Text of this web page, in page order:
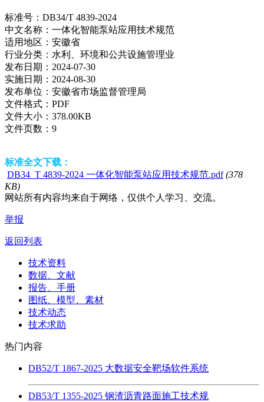
标准号： DB34/T 4839-2024
中文名称： 一体化智能泵站应用技术规范
适用地区： 安徽省
行业分类： 水利、环境和公共设施管理业
发布日期： 2024-07-30
实施日期： 2024-08-30
发布单位： 安徽省市场监督管理局
文件格式： PDF
文件大小： 378.00KB
文件页数： 9
标准全文下载：
DB34_T 4839-2024 一体化智能泵站应用技术规范.pdf (378
KB)
网站所有内容均来自于网络，仅供个人学习、交流。
举报
返回列表
技术资料
数据、文献
报告、手册
图纸、模型、素材
技术动态
技术求助
热门内容
DB52/T 1867-2025 大数据安全靶场软件系统
DB53/T 1355-2025 钢渣沥青路面施工技术规